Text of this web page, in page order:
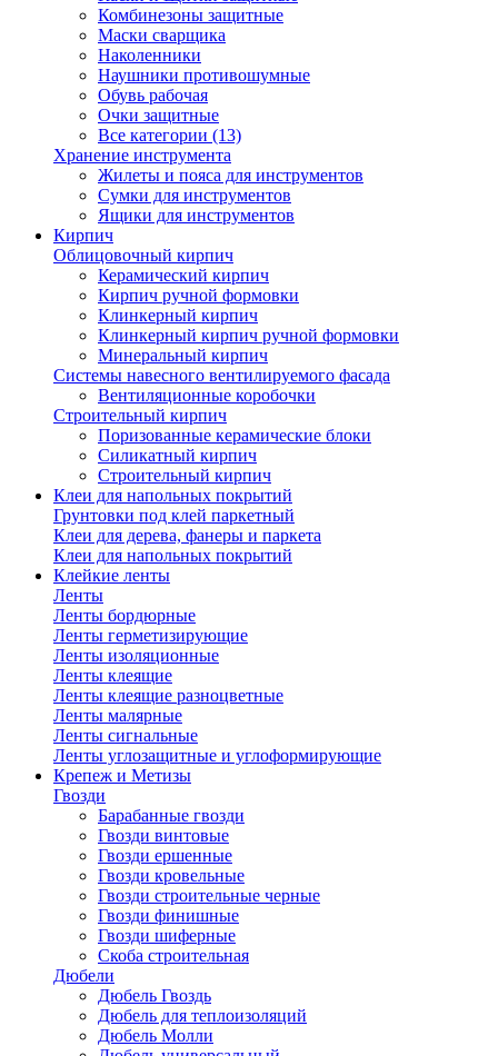
Комбинезоны защитные
Маски сварщика
Наколенники
Наушники противошумные
Обувь рабочая
Очки защитные
Все категории (13)
Хранение инструмента
Жилеты и пояса для инструментов
Сумки для инструментов
Ящики для инструментов
Кирпич
Облицовочный кирпич
Керамический кирпич
Кирпич ручной формовки
Клинкерный кирпич
Клинкерный кирпич ручной формовки
Минеральный кирпич
Системы навесного вентилируемого фасада
Вентиляционные коробочки
Строительный кирпич
Поризованные керамические блоки
Силикатный кирпич
Строительный кирпич
Клеи для напольных покрытий
Грунтовки под клей паркетный
Клеи для дерева, фанеры и паркета
Клеи для напольных покрытий
Клейкие ленты
Ленты
Ленты бордюрные
Ленты герметизирующие
Ленты изоляционные
Ленты клеящие
Ленты клеящие разноцветные
Ленты малярные
Ленты сигнальные
Ленты углозащитные и углоформирующие
Крепеж и Метизы
Гвозди
Барабанные гвозди
Гвозди винтовые
Гвозди ершенные
Гвозди кровельные
Гвозди строительные черные
Гвозди финишные
Гвозди шиферные
Скоба строительная
Дюбели
Дюбель Гвоздь
Дюбель для теплоизоляций
Дюбель Молли